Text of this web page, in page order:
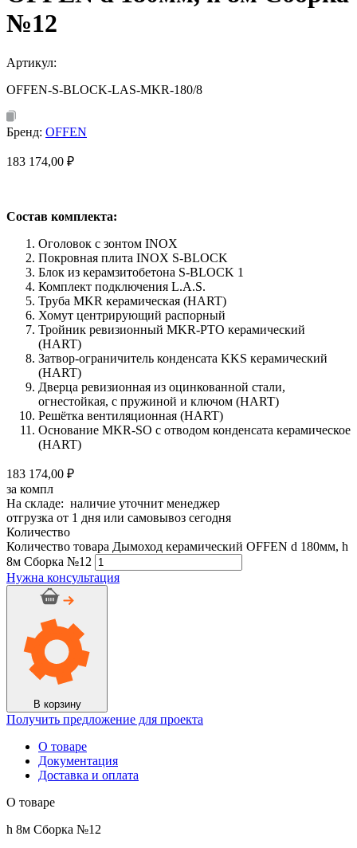
№12
Артикул:
OFFEN-S-BLOCK-LAS-MKR-180/8
Бренд: OFFEN
183 174,00 ₽
Состав комплекта:
Оголовок с зонтом INOX
Покровная плита INOX S-BLOCK
Блок из керамзитобетона S-BLOCK 1
Комплект подключения L.A.S.
Труба MKR керамическая (HART)
Хомут центрирующий распорный
Тройник ревизионный MKR-PTO керамический
(HART)
Затвор-ограничитель конденсата KKS керамический
(HART)
Дверца ревизионная из оцинкованной стали,
огнестойкая, с пружиной и ключом (HART)
Решётка вентиляционная (HART)
Основание MKR-SO с отводом конденсата керамическое
(HART)
183 174,00 ₽
за компл
На складе: наличие уточнит менеджер
отгрузка от 1 дня или самовывоз сегодня
Количество
Количество товара Дымоход керамический OFFEN d 180мм, h
8м Сборка №12
Нужна консультация
В корзину
Получить предложение для проекта
О товаре
Документация
Доставка и оплата
О товаре
h 8м Сборка №12